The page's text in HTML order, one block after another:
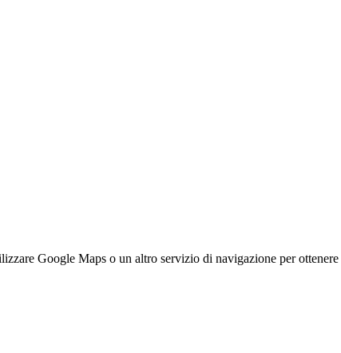
Google Maps o un altro servizio di navigazione per